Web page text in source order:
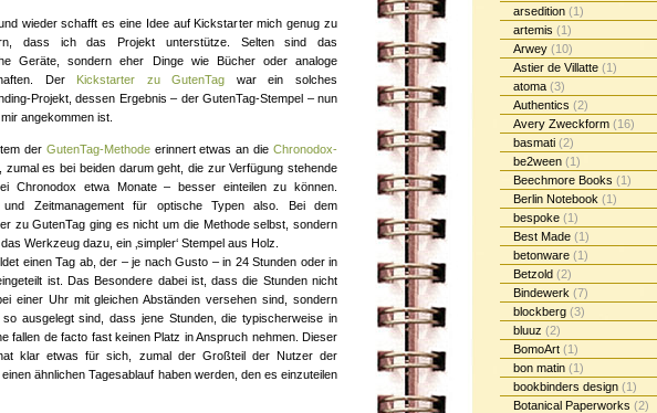
wieder schafft es eine Idee auf Kickstarter mich genug zu
dass ich das Projekt unterstütze. Selten sind das
Geräte, sondern eher Dinge wie Bücher oder analoge
Der Kickstarter zu GutenTag war ein solches
Projekt, dessen Ergebnis – der GutenTag-Stempel – nun
angekommen ist.
der GutenTag-Methodeerinnert etwas an die Chronodox-
, zumal es bei beiden darum geht, die zur Verfügung stehende
Chronodox etwa Monate – besser einteilen zu können.
und Zeitmanagement für optische Typen also. Bei dem
zu GutenTag ging es nicht um die Methode selbst, sondern
Werkzeug dazu, ein ‚simpler‘ Stempel aus Holz.
einen Tag ab, der – je nach Gusto – in 24 Stunden oder in
ist. Das Besondere dabei ist, dass die Stunden nicht
einer Uhr mit gleichen Abständen versehen sind, sondern
so ausgelegt sind, dass jene Stunden, die typischerweise in
fallen de facto fast keinen Platz in Anspruch nehmen. Dieser
klar etwas für sich, zumal der Großteil der Nutzer der
ähnlichen Tagesablauf haben werden, den es einzuteilen
arsedition (1)
artemis (1)
Arwey (10)
Astier de Villatte (1)
atoma (3)
Authentics (2)
Avery Zweckform (16)
basmati (2)
be2ween (1)
Beechmore Books (1)
Berlin Notebook (1)
bespoke (1)
Best Made (1)
betonware (1)
Betzold (2)
Bindewerk (7)
blockberg (3)
bluuz (2)
BomoArt (1)
bon matin (1)
bookbinders design (1)
Botanical Paperworks (2)